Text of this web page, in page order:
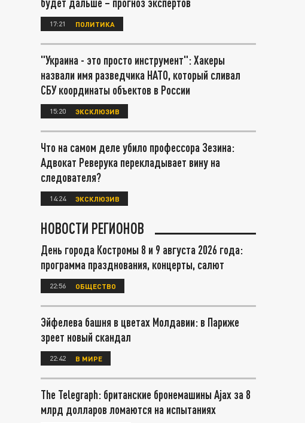
17:21 ПОЛИТИКА
"Украина - это просто инструмент": Хакеры
назвали имя разведчика НАТО, который сливал
СБУ координаты объектов в России
15:20 ЭКСКЛЮЗИВ
Что на самом деле убило профессора Зезина:
Адвокат Реверука перекладывает вину на
следователя?
14:24 ЭКСКЛЮЗИВ
НОВОСТИ РЕГИОНОВ
День города Костромы 8 и 9 августа 2026 года:
программа празднования, концерты, салют
22:56 ОБЩЕСТВО
Эйфелева башня в цветах Молдавии: в Париже
зреет новый скандал
22:42 В МИРЕ
The Telegraph: британские бронемашины Ajax за 8
млрд долларов ломаются на испытаниях